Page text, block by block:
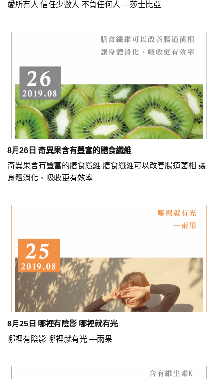
愛所有人 信任少數人 不負任何人 —莎士比亞
8月26日 奇異果含有豐富的膳食纖維
奇異果含有豐富的膳食纖維 膳食纖維可以改善腸道菌相 讓
身體消化、吸收更有效率
8月25日 哪裡有陰影 哪裡就有光
哪裡有陰影 哪裡就有光 —雨果